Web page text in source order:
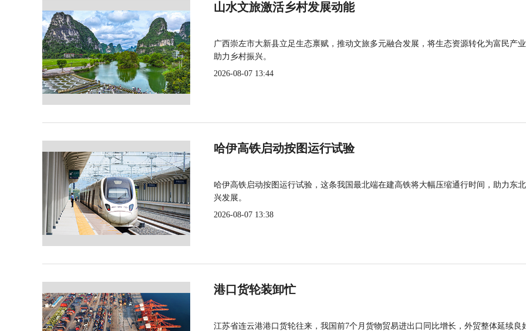
山水文旅激活乡村发展动能
广西崇左市大新县立足生态禀赋，推动文旅多元融合发展，将生态资源转化为富民产
助力乡村振兴。
2026-08-07 13:44
哈伊高铁启动按图运行试验
哈伊高铁启动按图运行试验，这条我国最北端在建高铁将大幅压缩通行时间，助力东
兴发展。
2026-08-07 13:38
港口货轮装卸忙
江苏省连云港港口货轮往来，我国前7个月货物贸易进出口同比增长，外贸整体延续良